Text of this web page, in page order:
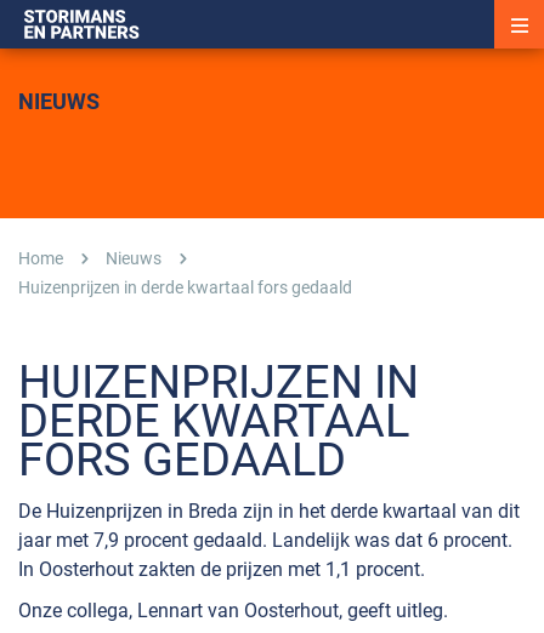
NIEUWS
Home
Nieuws
Huizenprijzen in derde kwartaal fors gedaald
HUIZENPRIJZEN IN
DERDE KWARTAAL
FORS GEDAALD
De Huizenprijzen in Breda zijn in het derde kwartaal van dit
jaar met 7,9 procent gedaald. Landelijk was dat 6 procent.
In Oosterhout zakten de prijzen met 1,1 procent.
Onze collega, Lennart van Oosterhout, geeft uitleg.